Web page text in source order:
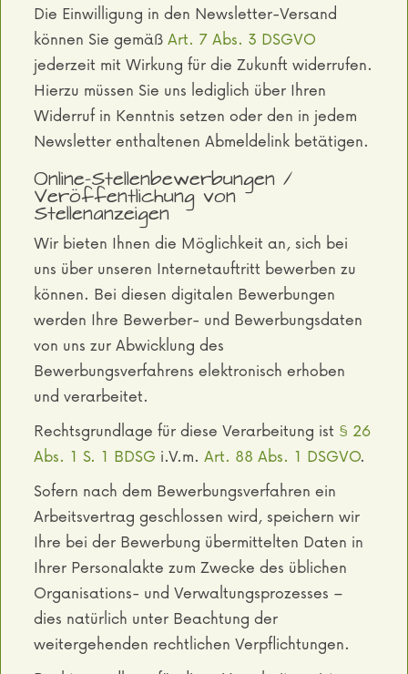
Die Einwilligung in den Newsletter-Versand
können Sie gemäßArt. 7 Abs. 3 DSGVO
jederzeit mit Wirkung für die Zukunft widerrufen.
Hierzu müssen Sie uns lediglich über Ihren
Widerruf in Kenntnis setzen oder den in jedem
Newsletter enthaltenen Abmeldelink betätigen.
Online-Stellenbewerbungen /
Veröffentlichung von
Stellenanzeigen
Wir bieten Ihnen die Möglichkeit an, sich bei
uns über unseren Internetauftritt bewerben zu
können. Bei diesen digitalen Bewerbungen
werden Ihre Bewerber- und Bewerbungsdaten
von uns zur Abwicklung des
Bewerbungsverfahrens elektronisch erhoben
und verarbeitet.
Rechtsgrundlage für diese Verarbeitung ist § 26
Abs. 1 S. 1 BDSG i.V.m. Art. 88 Abs. 1 DSGVO.
Sofern nach dem Bewerbungsverfahren ein
Arbeitsvertrag geschlossen wird, speichern wir
Ihre bei der Bewerbung übermittelten Daten in
Ihrer Personalakte zum Zwecke des üblichen
Organisations- und Verwaltungsprozesses –
dies natürlich unter Beachtung der
weitergehenden rechtlichen Verpflichtungen.